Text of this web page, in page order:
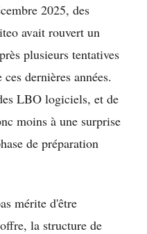
2025, des
avait rouvert un
plusieurs tentatives
dernières années.
LBO logiciels, et de
moins à une surprise
de préparation
mérite d'être
la structure de